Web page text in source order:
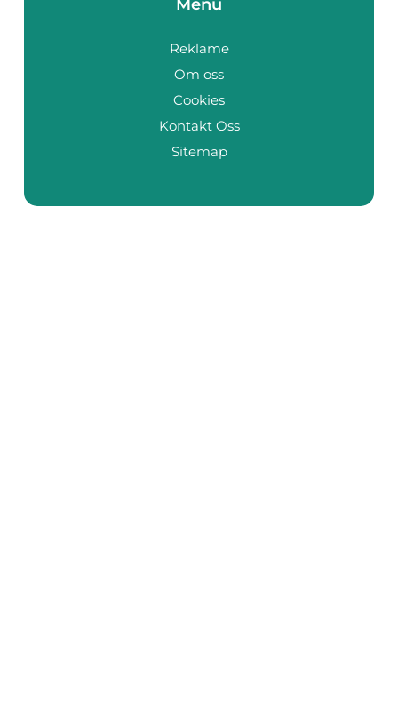
Menu
Reklame
Om oss
Cookies
Kontakt Oss
Sitemap